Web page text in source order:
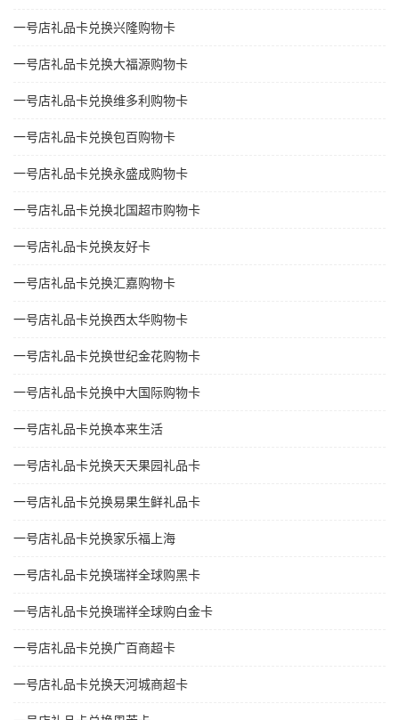
一号店礼品卡兑换兴隆购物卡
一号店礼品卡兑换大福源购物卡
一号店礼品卡兑换维多利购物卡
一号店礼品卡兑换包百购物卡
一号店礼品卡兑换永盛成购物卡
一号店礼品卡兑换北国超市购物卡
一号店礼品卡兑换友好卡
一号店礼品卡兑换汇嘉购物卡
一号店礼品卡兑换西太华购物卡
一号店礼品卡兑换世纪金花购物卡
一号店礼品卡兑换中大国际购物卡
一号店礼品卡兑换本来生活
一号店礼品卡兑换天天果园礼品卡
一号店礼品卡兑换易果生鲜礼品卡
一号店礼品卡兑换家乐福上海
一号店礼品卡兑换瑞祥全球购黑卡
一号店礼品卡兑换瑞祥全球购白金卡
一号店礼品卡兑换广百商超卡
一号店礼品卡兑换天河城商超卡